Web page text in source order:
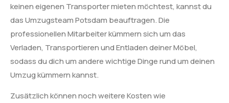
keinen eigenen Transporter mieten möchtest, kannst du
das Umzugsteam Potsdam beauftragen. Die
professionellen Mitarbeiter kümmern sich um das
Verladen, Transportieren und Entladen deiner Möbel,
sodass du dich um andere wichtige Dinge rund um deinen
Umzug kümmern kannst.
Zusätzlich können noch weitere Kosten wie